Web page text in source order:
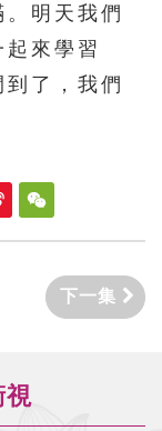
明天我們
來學習
到了，我們
Sina
Weibo
下一集
視